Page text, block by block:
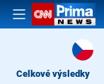
Celkové výsledky